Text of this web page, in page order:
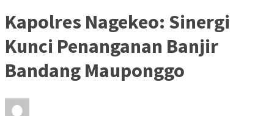
Kapolres Nagekeo: Sinergi
Kunci Penanganan Banjir
Bandang Mauponggo